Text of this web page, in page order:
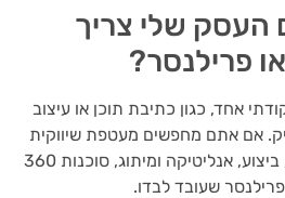
העסק שלי צריך
פרילנסר?
אחד, כגון כתיבת תוכן או עיצוב
אם אתם מחפשים מעטפת שיווקית
מלאה הכוללת אסטרטגיה, ביצוע, אנליטיקה ומיתוג, סוכנות 360
שעובד לבדו.